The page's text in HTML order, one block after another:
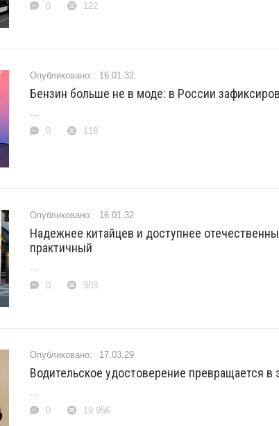
0
122
16.01.32
Бензин больше не в моде: в России
...
0
118
16.01.32
Надежнее китайцев и доступнее
практичный
...
0
303
17.03.29
Водительское удостоверение превращается
...
0
19 956